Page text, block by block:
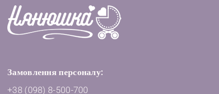
Замовлення персоналу:
+38 (098) 8-500-700